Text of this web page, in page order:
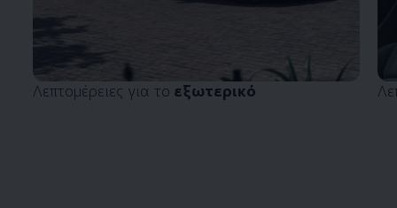
Λεπτομέρειες για το εξωτερικό